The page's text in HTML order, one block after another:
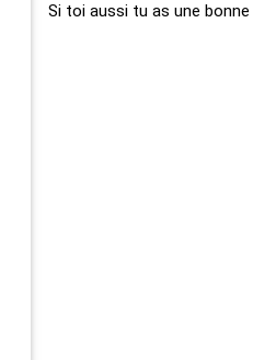
Si toi aussi tu as une